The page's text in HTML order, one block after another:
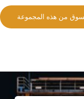
من هذه المجموعة